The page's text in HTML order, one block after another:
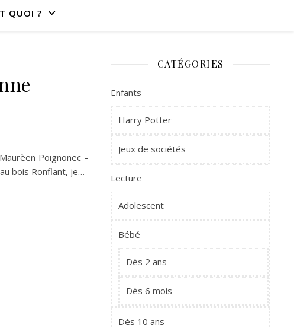
QUOI ?
Poignonec –
bois Ronflant, je…
CATÉGORIES
Enfants
Harry Potter
Jeux de sociétés
Lecture
Adolescent
Bébé
Dès 2 ans
Dès 6 mois
Dès 10 ans